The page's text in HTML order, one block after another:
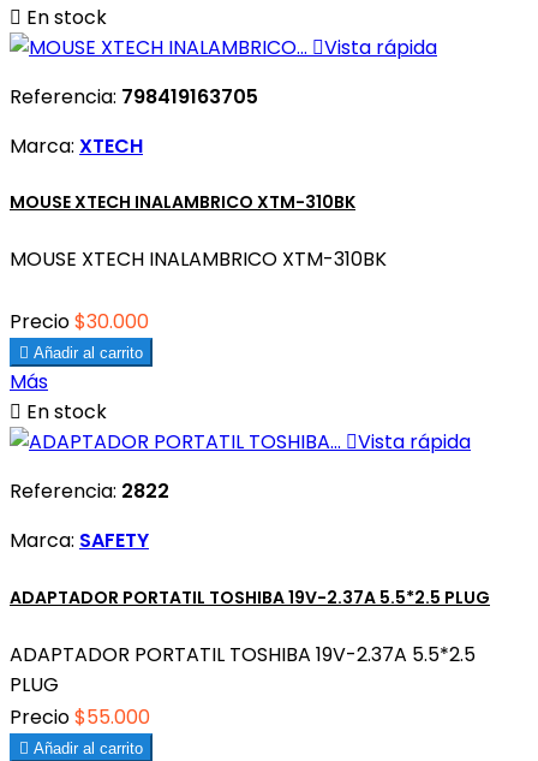
 En stock
Vista rápida
Referencia: 798419163705
Marca: XTECH
MOUSE XTECH INALAMBRICO XTM-310BK
MOUSE XTECH INALAMBRICO XTM-310BK
Precio$30.000
 Añadir al carrito
Más
 En stock
Vista rápida
Referencia: 2822
Marca: SAFETY
ADAPTADOR PORTATIL TOSHIBA 19V-2.37A 5.5*2.5 PLUG
ADAPTADOR PORTATIL TOSHIBA 19V-2.37A 5.5*2.5
PLUG
Precio$55.000
 Añadir al carrito